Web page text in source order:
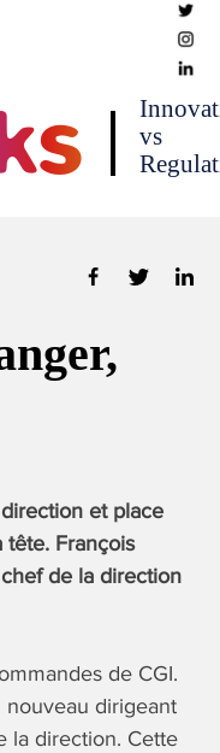
vs
et place
tête. François
de la direction
de CGI.
nouveau dirigeant
la direction. Cette